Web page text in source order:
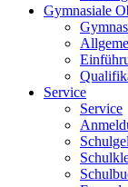
Gymnasiale
Service
Service